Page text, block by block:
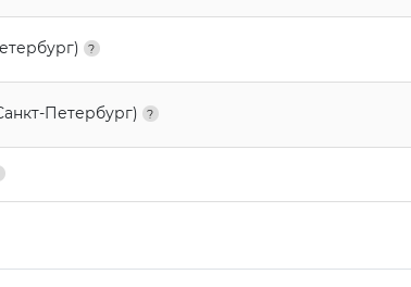
Петербург)